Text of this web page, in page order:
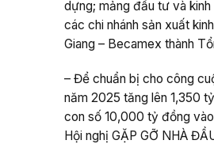
dựng; mảng đầu tư và
các chi nhánh sản xuất
Giang – Becamex thành
– Để chuẩn bị cho công
năm 2025 tăng lên 1,350
con số 10,000 tỷ đồng
Hội nghị GẶP GỠ NHÀ